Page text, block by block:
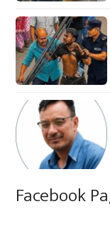
Facebook